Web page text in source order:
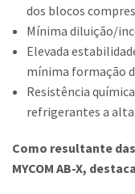
dos blocos
Mínima diluição/
Elevada
mínima formação
Resistência
refrigerantes a
Como resultante
MYCOM AB-X,